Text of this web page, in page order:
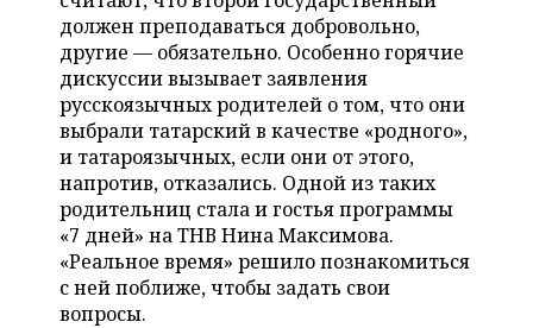
ОПК
ЭНЕРГЕТИКА
ТРАНСПОРТ
УСЛУГИ
МЕДИА
ТЕЛЕКОММУНИКАЦИИ
НОВОСТИ МЕРОПРИЯТИЙ
ВЫЕЗДНАЯ РЕДАКЦИЯ
БИЗНЕС-БРАНЧИ
ONLINE-КОНФЕРЕНЦИИ
ОТКРЫТАЯ ЛЕКЦИЯ
СПОРТ
НОВОСТИ СПОРТА
ФУТБОЛ
ХОККЕЙ
БАСКЕТБОЛ
ВОЛЕЙБОЛ
ОБЩЕСТВО
НОВОСТИ ОБЩЕСТВА
ВЛАСТЬ
ИНФРАСТРУКТУРА
ИСТОРИЯ
ФОТОГАЛЕРЕЯ
СЮЖЕТЫ
СПРАВОЧНИК
СПИСОК ПЕРСОН
ПОЛНАЯ ВЕРСИЯ
должен преподаваться добровольно,
другие — обязательно. Особенно горячие
дискуссии вызывает заявления
русскоязычных родителей о том, что они
выбрали татарский в качестве «родного»,
и татароязычных, если они от этого,
напротив, отказались. Одной из таких
родительниц стала и гостья программы
«7 дней» на ТНВ Нина Максимова.
«Реальное время» решило познакомиться
с ней поближе, чтобы задать свои
вопросы.